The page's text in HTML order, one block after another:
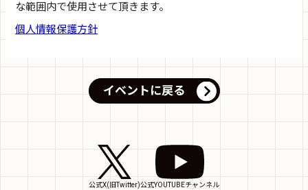
な範囲内で使用させて頂きます。
個人情報保護方針
イベントに戻る
公式X(旧Twitter)公式YOUTUBEチャンネル